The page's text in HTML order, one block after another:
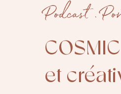
Podcast.
et